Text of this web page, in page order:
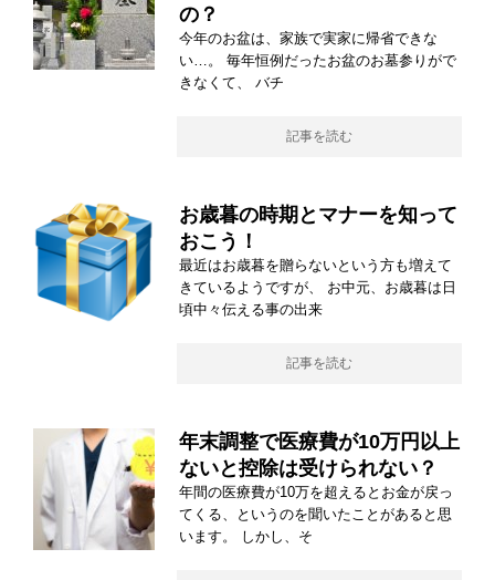
の？
今年のお盆は、家族で実家に帰省できな
い…。 毎年恒例だったお盆のお墓参りがで
きなくて、 バチ
記事を読む
お歳暮の時期とマナーを知って
おこう！
最近はお歳暮を贈らないという方も増えて
きているようですが、 お中元、お歳暮は日
頃中々伝える事の出来
記事を読む
年末調整で医療費が10万円以上
ないと控除は受けられない？
年間の医療費が10万を超えるとお金が戻っ
てくる、というのを聞いたことがあると思
います。 しかし、そ